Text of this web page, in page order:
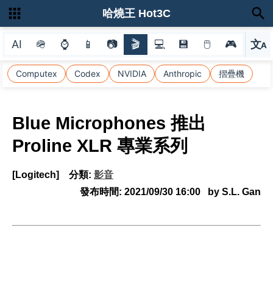
AI 🪖 ⌚ 📱 📷 🎬 💻 💾 🖱 🎮 文A
選
Computex Codex NVIDIA Anthropic 摺疊機
哈燒王 Hot3C
Blue Microphones 推出
Proline XLR 專業系列
[Logitech] 分類: 影音
發布時間: 2021/09/30 16:00 by S.L. Gan